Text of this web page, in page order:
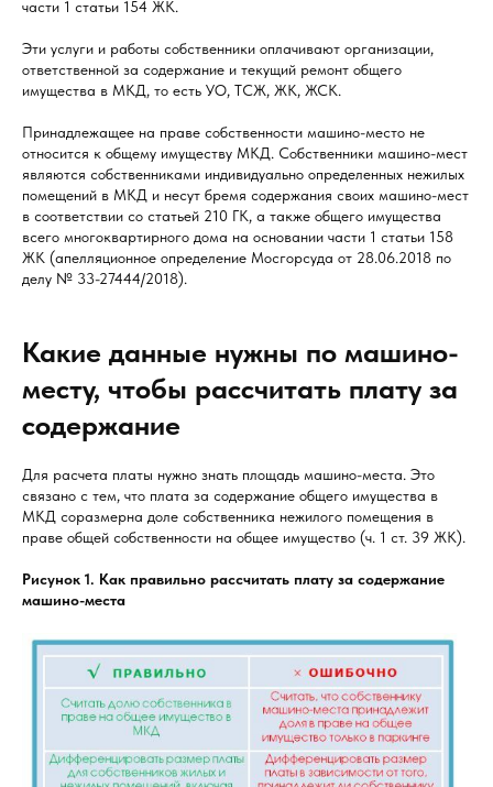
части 1 статьи 154 ЖК.
Эти услуги и работы собственники оплачивают организации,
ответственной за содержание и текущий ремонт общего
имущества в МКД, то есть УО, ТСЖ, ЖК, ЖСК.
Принадлежащее на праве собственности машино-место не
относится к общему имуществу МКД. Собственники машино-мест
являются собственниками индивидуально определенных нежилых
помещений в МКД и несут бремя содержания своих машино-мест
в соответствии со статьей 210 ГК, а также общего имущества
всего многоквартирного дома на основании части 1 статьи 158
ЖК (апелляционное определение Мосгорсуда от 28.06.2018 по
делу № 33-27444/2018).
Какие данные нужны по машино-
месту, чтобы рассчитать плату за
содержание
Для расчета платы нужно знать площадь машино-места. Это
связано с тем, что плата за содержание общего имущества в
МКД соразмерна доле собственника нежилого помещения в
праве общей собственности на общее имущество (ч. 1 ст. 39 ЖК).
Рисунок 1. Как правильно рассчитать плату за содержание
машино-места